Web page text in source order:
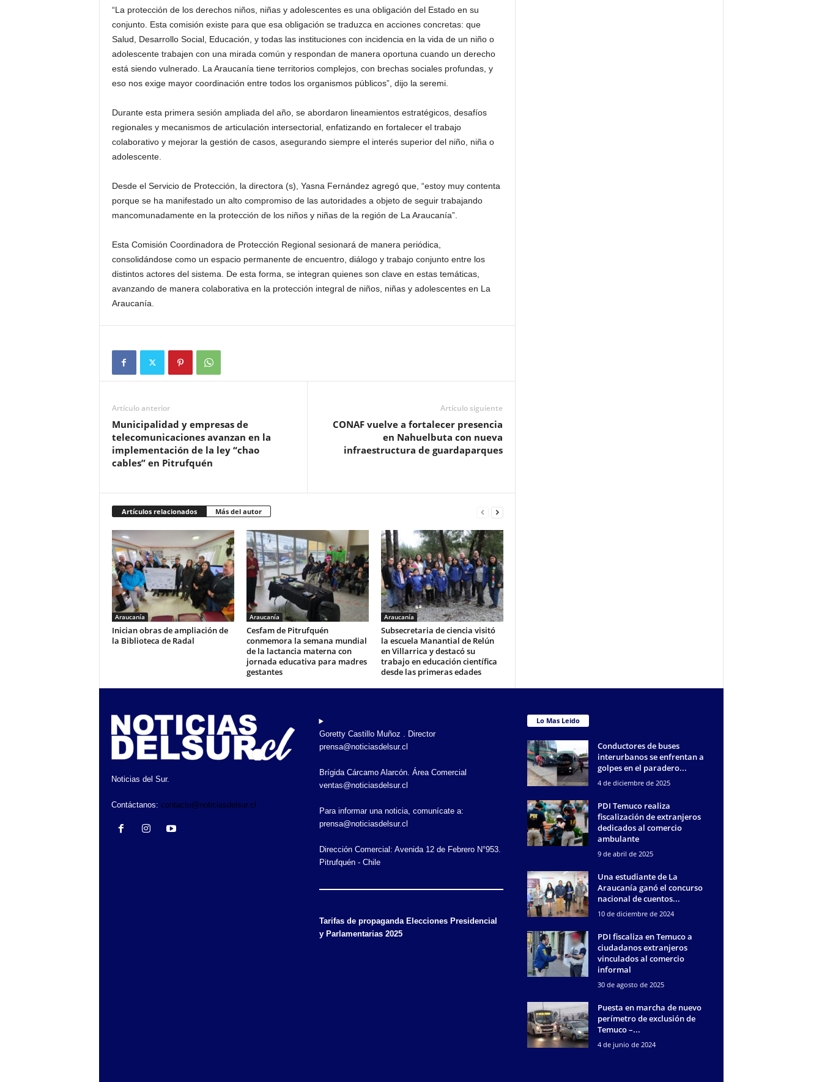
“La protección de los derechos niños, niñas y adolescentes es una obligación del Estado en su
conjunto. Esta comisión existe para que esa obligación se traduzca en acciones concretas: que
Salud, Desarrollo Social, Educación, y todas las instituciones con incidencia en la vida de un niño o
adolescente trabajen con una mirada común y respondan de manera oportuna cuando un derecho
está siendo vulnerado. La Araucanía tiene territorios complejos, con brechas sociales profundas, y
eso nos exige mayor coordinación entre todos los organismos públicos”, dijo la seremi.
Durante esta primera sesión ampliada del año, se abordaron lineamientos estratégicos, desafíos
regionales y mecanismos de articulación intersectorial, enfatizando en fortalecer el trabajo
colaborativo y mejorar la gestión de casos, asegurando siempre el interés superior del niño, niña o
adolescente.
Desde el Servicio de Protección, la directora (s), Yasna Fernández agregó que, “estoy muy contenta
porque se ha manifestado un alto compromiso de las autoridades a objeto de seguir trabajando
mancomunadamente en la protección de los niños y niñas de la región de La Araucanía”.
Esta Comisión Coordinadora de Protección Regional sesionará de manera periódica,
consolidándose como un espacio permanente de encuentro, diálogo y trabajo conjunto entre los
distintos actores del sistema. De esta forma, se integran quienes son clave en estas temáticas,
avanzando de manera colaborativa en la protección integral de niños, niñas y adolescentes en La
Araucanía.
Artículo anterior
Municipalidad y empresas de
telecomunicaciones avanzan en la
implementación de la ley “chao
cables” en Pitrufquén
Artículo siguiente
CONAF vuelve a fortalecer presencia
en Nahuelbuta con nueva
infraestructura de guardaparques
Artículos relacionados Más del autor
Araucanía
Inician obras de ampliación de
la Biblioteca de Radal
Araucanía
Cesfam de Pitrufquén
conmemora la semana mundial
de la lactancia materna con
jornada educativa para madres
gestantes
Araucanía
Subsecretaria de ciencia visitó
la escuela Manantial de Relún
en Villarrica y destacó su
trabajo en educación científica
desde las primeras edades
Noticias del Sur.
Contáctanos: contacto@noticiasdelsur.cl
Goretty Castillo Muñoz . Director
prensa@noticiasdelsur.cl
Brígida Cárcamo Alarcón. Área Comercial
ventas@noticiasdelsur.cl
Para informar una noticia, comunícate a:
prensa@noticiasdelsur.cl
Dirección Comercial: Avenida 12 de Febrero N°953.
Pitrufquén - Chile
Tarifas de propaganda Elecciones Presidencial
y Parlamentarias 2025
Lo Mas Leido
Conductores de buses
interurbanos se enfrentan a
golpes en el paradero...
4 de diciembre de 2025
PDI Temuco realiza
fiscalización de extranjeros
dedicados al comercio
ambulante
9 de abril de 2025
Una estudiante de La
Araucanía ganó el concurso
nacional de cuentos...
10 de diciembre de 2024
PDI fiscaliza en Temuco a
ciudadanos extranjeros
vinculados al comercio
informal
30 de agosto de 2025
Puesta en marcha de nuevo
perímetro de exclusión de
Temuco –...
4 de junio de 2024